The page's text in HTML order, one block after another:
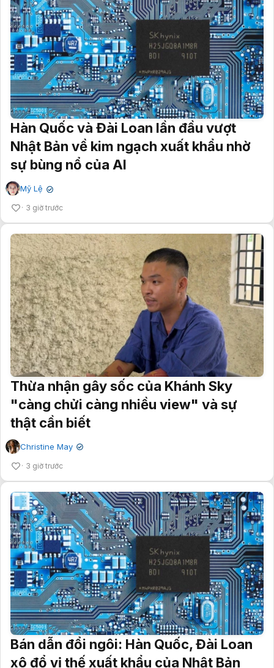
Hàn Quốc và Đài Loan lần đầu vượt
Nhật Bản về kim ngạch xuất khẩu nhờ
sự bùng nổ của AI
Mỹ Lệ ✔
3 giờ trước
Thừa nhận gây sốc của Khánh Sky
"càng chửi càng nhiều view" và sự
thật cần biết
Christine May ✔
3 giờ trước
Bán dẫn đổi ngôi: Hàn Quốc, Đài Loan
xô đổ vị thế xuất khẩu của Nhật Bản